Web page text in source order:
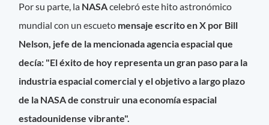
Por su parte, la NASAcelebró este hito astronómico
mundial con un escueto mensaje escrito en X por Bill
Nelson, jefe de la mencionada agencia espacial que
decía: "El éxito de hoy representa un gran paso para la
industria espacial comercial y el objetivo a largo plazo
de la NASA de construir una economía espacial
estadounidense vibrante".